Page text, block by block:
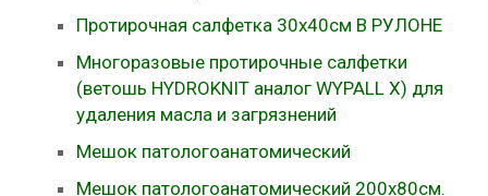
Протирочная салфетка 30х40см В РУЛОНЕ
Многоразовые протирочные салфетки
(ветошь HYDROKNIT аналог WYPALL X) для
удаления масла и загрязнений
Мешок патологоанатомический
Мешок патологоанатомический 200х80см.